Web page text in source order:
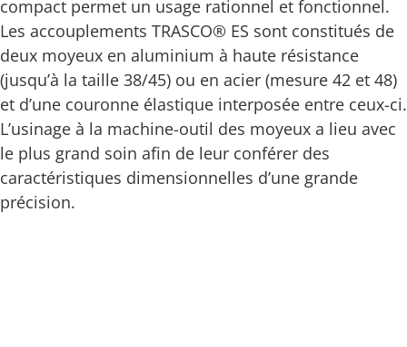
compact permet un usage rationnel et fonctionnel.
Les accouplements TRASCO® ES sont constitués de
deux moyeux en aluminium à haute résistance
(jusqu’à la taille 38/45) ou en acier (mesure 42 et 48)
et d’une couronne élastique interposée entre ceux-ci.
L’usinage à la machine-outil des moyeux a lieu avec
le plus grand soin afin de leur conférer des
caractéristiques dimensionnelles d’une grande
précision.